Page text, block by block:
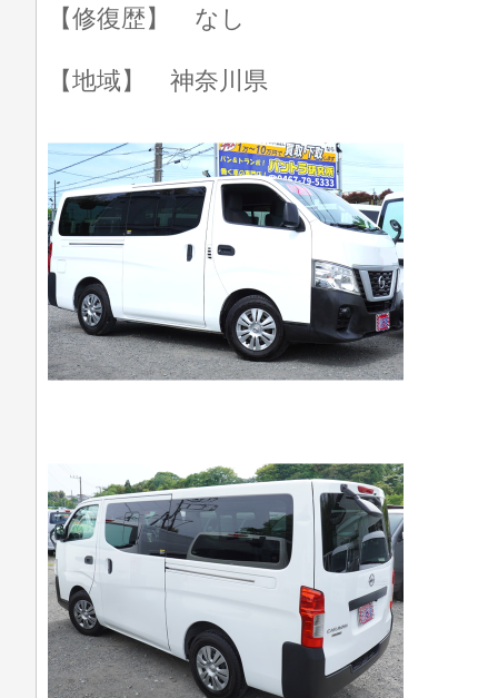
【修復歴】 なし
【地域】 神奈川県